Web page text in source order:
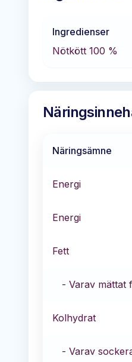
Ingredienser
Nötkött 100 %
Näringsämne
Energi
Energi
Fett
- Varav mättat
Kolhydrat
- Varav